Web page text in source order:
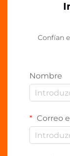
Confían
Nombre
Correo